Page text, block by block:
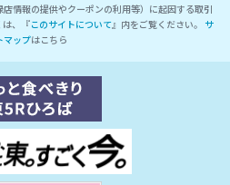
情報の提供やクーポンの利用等）に起因する取引
は、『このサイトについて』内をご覧ください。 サ
マップはこちら